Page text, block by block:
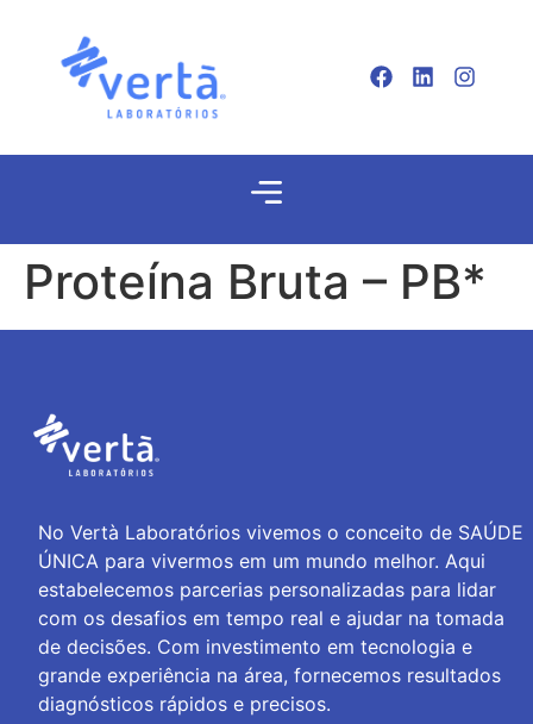
Proteína Bruta – PB*
No Vertà Laboratórios vivemos o conceito de SAÚDE
ÚNICA para vivermos em um mundo melhor. Aqui
estabelecemos parcerias personalizadas para lidar
com os desafios em tempo real e ajudar na tomada
de decisões. Com investimento em tecnologia e
grande experiência na área, fornecemos resultados
diagnósticos rápidos e precisos.